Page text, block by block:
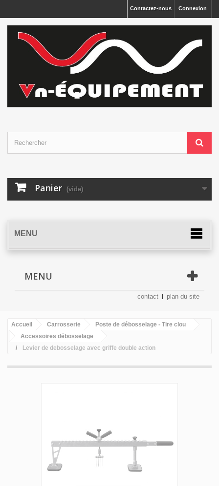
Connexion
Contactez-nous
Panier (vide)
MENU
MENU
contact plan du site
Accueil Carrosserie
Poste de débosselage - Tire clou
Accessoires débosselage
Levier de debosselage avec griffe double action